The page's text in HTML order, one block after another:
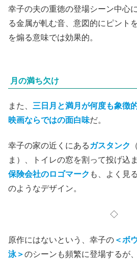
幸子の夫の重徳の登場シーン中心
る金属が軋む音、意図的にピント
を煽る意味では効果的。
月の満ち欠け
また、 三日月と満月が何度も象徴
映画ならではの面白味だ。
幸子の家の近くにある ガスタンク
ま）、トイレの窓を割って投げ込
保険会社のロゴマーク も、よく見
のようなデザイン。
◇
原作にはないという、幸子の ＜ボ
泳＞のシーンも頻繁に登場するが